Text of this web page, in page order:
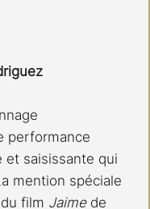
performance
et saisissante qui
mention spéciale
film Jaime de